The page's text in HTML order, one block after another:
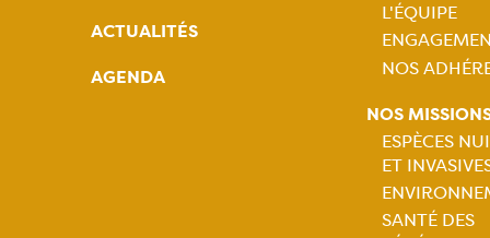
ACTUALITÉS
AGENDA
L'ÉQUIPE
NOS
NOS
ESPÈCES
ET
SANTÉ DES